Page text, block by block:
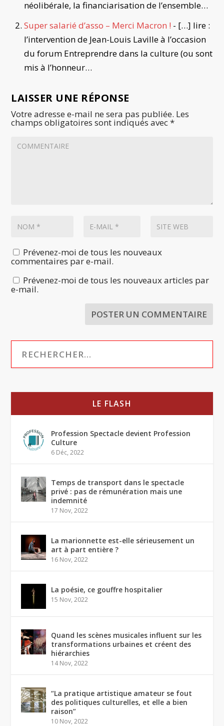
néolibérale, la financiarisation de l’ensemble…
Super salarié d’asso – Merci Macron ! - […] lire :
l’intervention de Jean-Louis Laville à l’occasion
du forum Entreprendre dans la culture (ou sont
mis à l’honneur…
LAISSER UNE RÉPONSE
Votre adresse e-mail ne sera pas publiée. Les
champs obligatoires sont indiqués avec*
Prévenez-moi de tous les nouveaux
commentaires par e-mail.
Prévenez-moi de tous les nouveaux articles par
e-mail.
LE FLASH
Profession Spectacle devient Profession
Culture
6 Déc, 2022
Temps de transport dans le spectacle
privé : pas de rémunération mais une
indemnité
17 Nov, 2022
La marionnette est-elle sérieusement un
art à part entière ?
16 Nov, 2022
La poésie, ce gouffre hospitalier
15 Nov, 2022
Quand les scènes musicales influent sur les
transformations urbaines et créent des
hiérarchies
14 Nov, 2022
“La pratique artistique amateur se fout
des politiques culturelles, et elle a bien
raison”
10 Nov, 2022